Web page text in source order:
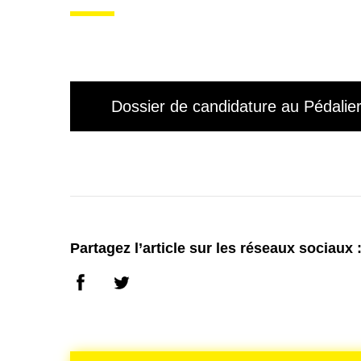
Dossier de candidature au
Partagez l’article sur les réseaux sociaux :